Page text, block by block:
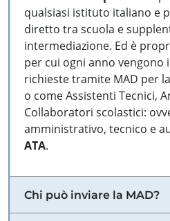
qualsiasi istituto italiano e
diretto tra scuola e
intermediazione. Ed è
per cui ogni anno vengono
richieste tramite MAD per
o come Assistenti Tecnici,
Collaboratori scolastici:
amministrativo, tecnico e
ATA.
Chi può inviare la MAD?